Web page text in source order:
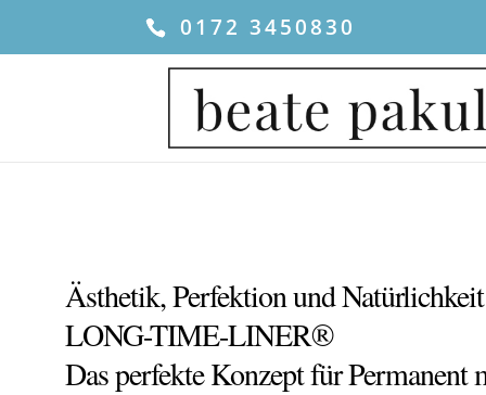
0172 3450830
Ästhetik, Perfektion und
LONG-TIME-LINER®
Das perfekte Konzept für Permanent